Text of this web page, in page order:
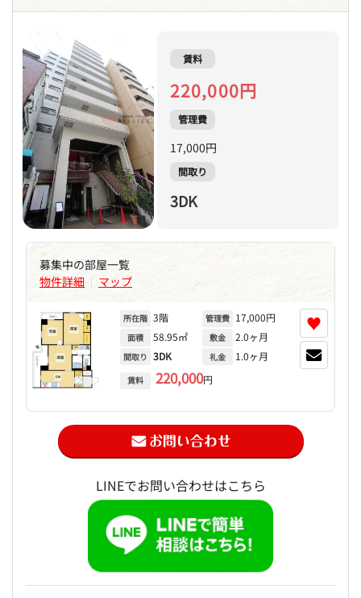
賃料
220,000円
管理費
17,000円
間取り
3DK
募集中の部屋一覧
物件詳細 | マップ
所在階 3階
面積 58.95㎡
間取り 3DK
賃料 220,000円
管理費 17,000円
敷金 2.0ヶ月
礼金 1.0ヶ月
♥
LINEでお問い合わせはこちら